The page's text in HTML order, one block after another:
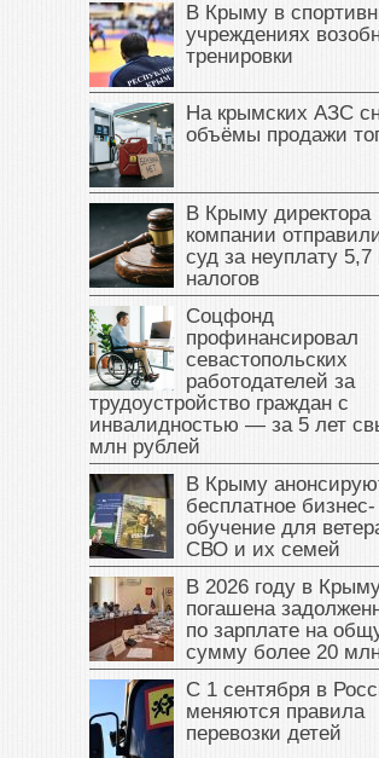
В Крыму в
учреждениях
тренировки
На крымских АЗС
объёмы продажи
В Крыму директора
компании
суд за неуплату
налогов
Соцфонд
профинансировал
севастопольских
работодателей за
трудоустройство граждан с
инвалидностью — за 5 лет
млн рублей
В Крыму
бесплатное бизнес-
обучение для
СВО и их семей
В 2026 году в
погашена
по зарплате на
сумму более 20
С 1 сентября в
меняются правила
перевозки детей